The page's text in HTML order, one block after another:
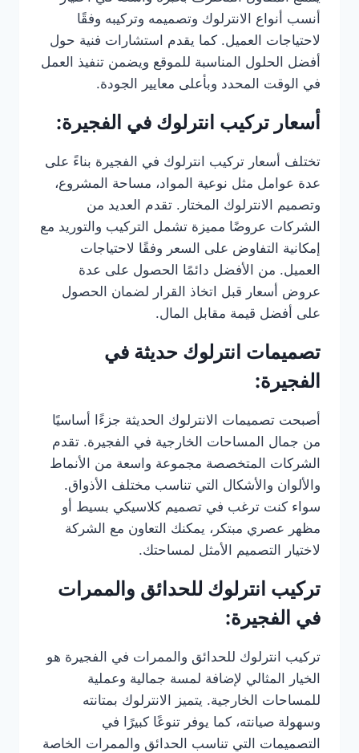
أنسب أنواع الانترلوك وتصميمه وتركيبه وفقًا
لاحتياجات العميل. كما يقدم استشارات فنية حول
أفضل الحلول المناسبة للموقع ويضمن تنفيذ العمل
في الوقت المحدد وبأعلى معايير الجودة.
أسعار تركيب انترلوك في الفجيرة:
تختلف أسعار تركيب انترلوك في الفجيرة بناءً على
عدة عوامل مثل نوعية المواد، مساحة المشروع،
وتصميم الانترلوك المختار. تقدم العديد من
الشركات عروضًا مميزة تشمل التركيب والتوريد مع
إمكانية التفاوض على السعر وفقًا لاحتياجات
العميل. من الأفضل دائمًا الحصول على عدة
عروض أسعار قبل اتخاذ القرار لضمان الحصول
على أفضل قيمة مقابل المال.
تصميمات انترلوك حديثة في
الفجيرة:
أصبحت تصميمات الانترلوك الحديثة جزءًا أساسيًا
من جمال المساحات الخارجية في الفجيرة. تقدم
الشركات المتخصصة مجموعة واسعة من الأنماط
والألوان والأشكال التي تناسب مختلف الأذواق.
سواء كنت ترغب في تصميم كلاسيكي بسيط أو
مظهر عصري مبتكر، يمكنك التعاون مع الشركة
لاختيار التصميم الأمثل لمساحتك.
تركيب انترلوك للحدائق والممرات
في الفجيرة:
تركيب انترلوك للحدائق والممرات في الفجيرة هو
الخيار المثالي لإضافة لمسة جمالية وعملية
للمساحات الخارجية. يتميز الانترلوك بمتانته
وسهولة صيانته، كما يوفر تنوعًا كبيرًا في
التصميمات التي تناسب الحدائق والممرات الخاصة